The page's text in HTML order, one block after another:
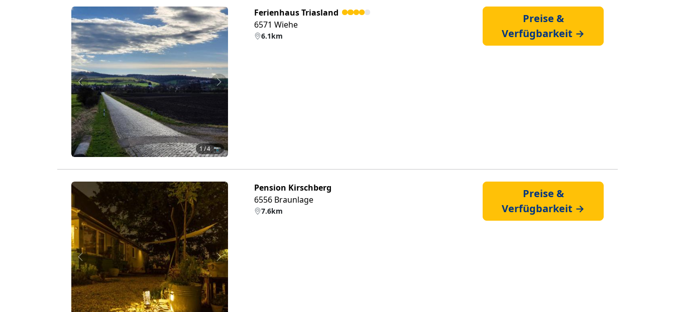
Zurück Weiter
1/ 4 📷
Ferienhaus Triasland
6571 Wiehe
6.1km
Preise &
Verfügbarkeit →
Zurück Weiter
Pension Kirschberg
6556 Braunlage
7.6km
Preise &
Verfügbarkeit →